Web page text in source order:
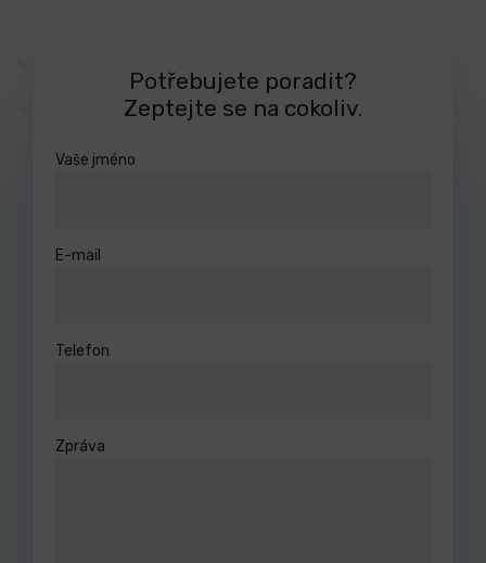
Potřebujete poradit?
Zeptejte se na cokoliv.
Vaše jméno
E-mail
Telefon
Zpráva